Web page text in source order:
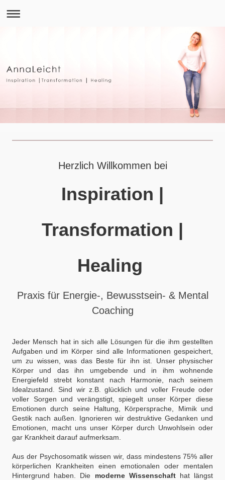
Herzlich Willkommen bei
Inspiration |
Transformation |
Healing
Praxis für Energie-, Bewusstsein- & Mental
Coaching
Jeder Mensch hat in sich alle Lösungen für die ihm gestellten
Aufgaben und im Körper sind alle Informationen gespeichert,
um zu wissen, was das Beste für ihn ist.
Unser physischer
Körper und das ihn umgebende und in ihm wohnende
Energiefeld strebt konstant nach Harmonie, nach seinem
Idealzustand.
Sind wir z.B. glücklich und voller Freude oder
voller Sorgen und verängstigt, spiegelt unser Körper diese
Emotionen durch seine Haltung, Körpersprache, Mimik und
Gestik nach außen. Ignorieren wir destruktive Gedanken und
Emotionen, macht uns unser Körper durch Unwohlsein oder
gar Krankheit darauf aufmerksam.
Aus der Psychosomatik wissen wir, dass mindestens 75% aller
körperlichen Krankheiten einen emotionalen oder mentalen
Hintergrund haben. Die moderne Wissenschafthat längst